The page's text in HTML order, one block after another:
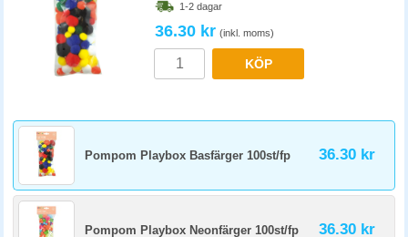
1-2 dagar
36.30 kr (inkl. moms)
KÖP
Pompom Playbox Basfärger 100st/fp 36.30 kr
Pompom Playbox Neonfärger 100st/fp 36.30 kr